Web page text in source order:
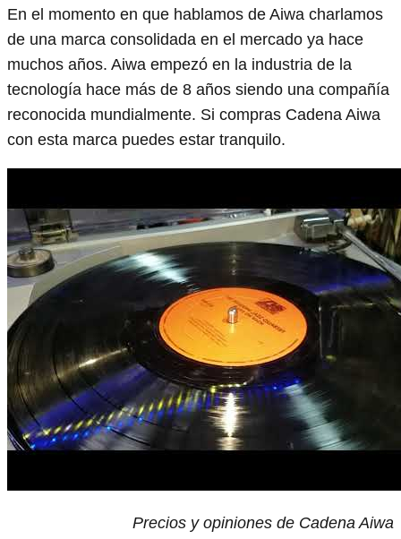
En el momento en que hablamos de Aiwa charlamos
de una marca consolidada en el mercado ya hace
muchos años. Aiwa empezó en la industria de la
tecnología hace más de 8 años siendo una compañía
reconocida mundialmente. Si compras Cadena Aiwa
con esta marca puedes estar tranquilo.
Precios y opiniones de Cadena Aiwa